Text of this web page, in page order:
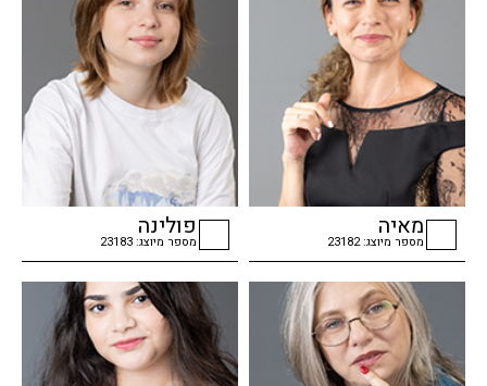
checkbox
מאיה
מספר מיוצג: 23182
checkbox
פולינה
מספר מיוצג: 23183